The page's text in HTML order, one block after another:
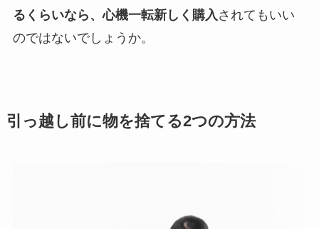
るくらいなら、心機一転新しく購入 されてもいい
のではないでしょうか。
引っ越し前に物を捨てる2つの方法